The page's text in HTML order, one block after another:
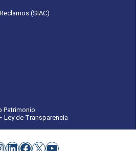
(SIAC)
Patrimonio
Ley de Transparencia
LinkedIn
Facebook
X YouTube